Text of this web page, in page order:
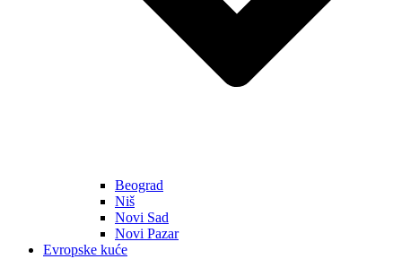
Beograd
Niš
Novi Sad
Novi Pazar
Evropske kuće